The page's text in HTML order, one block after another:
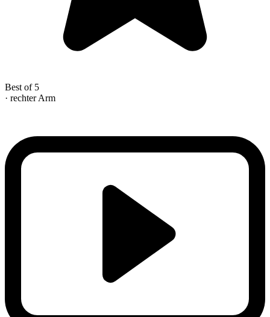
Best of 5
· rechter Arm